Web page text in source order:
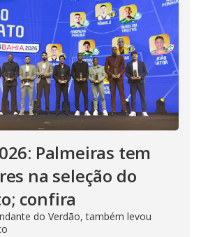
Palmeiras tem
na seleção do
confira
do Verdão, também levou